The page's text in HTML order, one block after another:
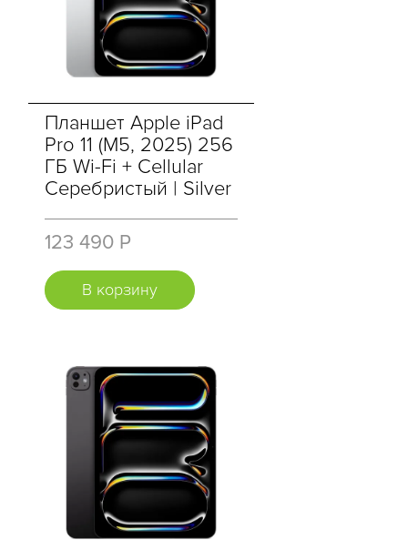
Планшет Apple iPad
Pro 11 (M5, 2025) 256
ГБ Wi-Fi + Cellular
Серебристый | Silver
123 490 Р
В корзину